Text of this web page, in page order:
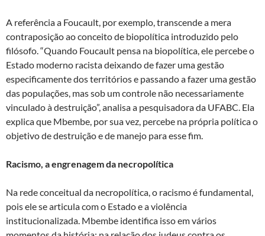
A referência a Foucault, por exemplo, transcende a mera
contraposição ao conceito de biopolítica introduzido pelo
filósofo. “Quando Foucault pensa na biopolítica, ele percebe o
Estado moderno racista deixando de fazer uma gestão
especificamente dos territórios e passando a fazer uma gestão
das populações, mas sob um controle não necessariamente
vinculado à destruição”, analisa a pesquisadora da UFABC. Ela
explica que Mbembe, por sua vez, percebe na própria política o
objetivo de destruição e de manejo para esse fim.
Racismo, a engrenagem da necropolítica
Na rede conceitual da necropolítica, o racismo é fundamental,
pois ele se articula com o Estado e a violência
institucionalizada. Mbembe identifica isso em vários